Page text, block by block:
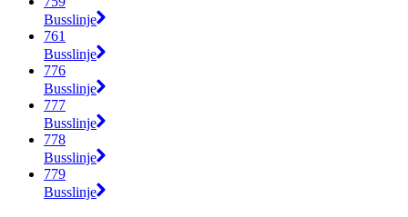
Busslinje
761
Busslinje
776
Busslinje
777
Busslinje
778
Busslinje
779
Busslinje